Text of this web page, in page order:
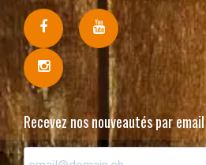
Recevez nos nouveautés par email